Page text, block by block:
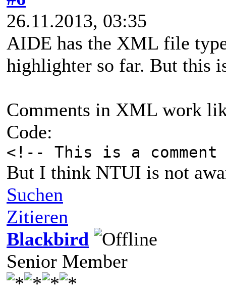
26.11.2013, 03:35
AIDE has the XML file
highlighter so far. But this
Comments in XML work
Code:
<!-- This is a
But I think NTUI is not
Suchen
Zitieren
Blackbird
Senior Member